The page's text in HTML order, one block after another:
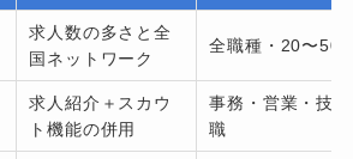
求人数の多さと全
国ネットワーク
全職種・20〜50
求人紹介＋スカウ
ト機能の併用
事務・営業・技術
職